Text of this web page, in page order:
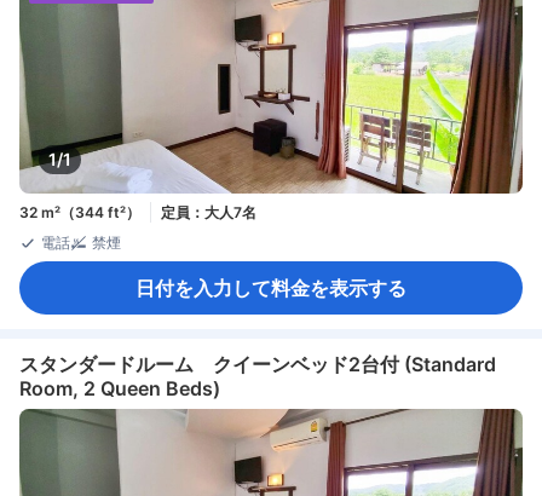
1/1
32 m²（344 ft²）
定員：大人7名
電話
禁煙
日付を入力して料金を表示する
スタンダードルーム クイーンベッド2台付 (Standard
Room, 2 Queen Beds)